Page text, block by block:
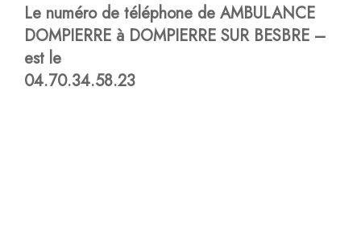
Le numéro de téléphone de AMBULANCE
DOMPIERRE à DOMPIERRE SUR BESBRE –
est le
04.70.34.58.23